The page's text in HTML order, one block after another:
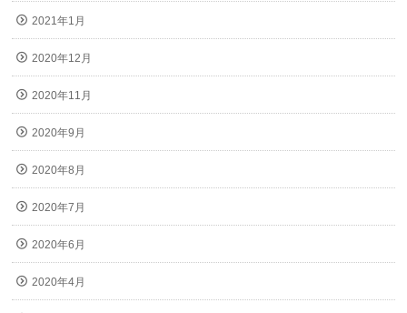
2021年1月
2020年12月
2020年11月
2020年9月
2020年8月
2020年7月
2020年6月
2020年4月